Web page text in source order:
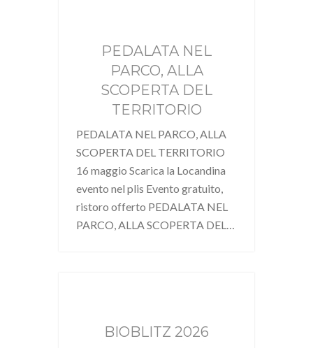
PEDALATA NEL
PARCO, ALLA
SCOPERTA DEL
TERRITORIO
PEDALATA NEL PARCO, ALLA
SCOPERTA DEL TERRITORIO
16 maggio Scarica la Locandina
evento nel plis Evento gratuito,
ristoro offerto PEDALATA NEL
PARCO, ALLA SCOPERTA DEL…
BIOBLITZ 2026